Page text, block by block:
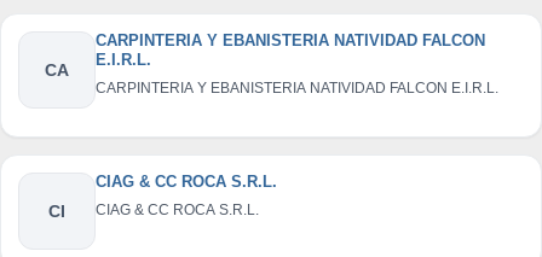
CA
CARPINTERIA Y EBANISTERIA NATIVIDAD FALCON
E.I.R.L.
CARPINTERIA Y EBANISTERIA NATIVIDAD FALCON E.I.R.L.
CI
CIAG & CC ROCA S.R.L.
CIAG & CC ROCA S.R.L.